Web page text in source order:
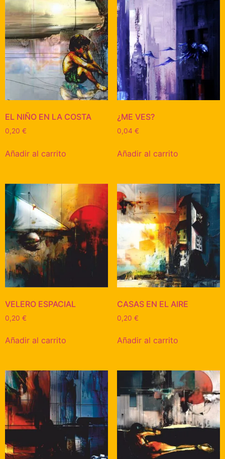
EL NIÑO EN LA COSTA
0,20 €
Añadir al carrito
¿ME VES?
0,04 €
Añadir al carrito
VELERO ESPACIAL
0,20 €
Añadir al carrito
CASAS EN EL AIRE
0,20 €
Añadir al carrito